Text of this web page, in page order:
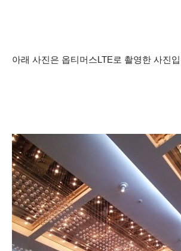
아래 사진은 옵티머스LTE로 촬영한 사진